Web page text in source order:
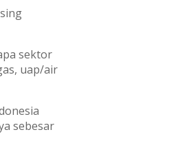
sektor
uap/air
sebesar